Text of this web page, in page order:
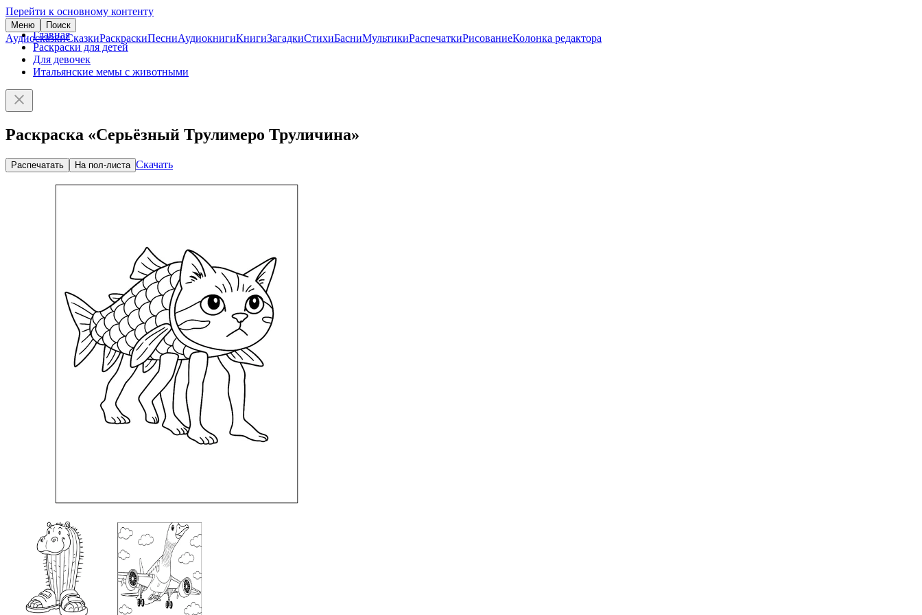
Перейти к основному контенту
Меню Поиск
АудиосказкиСказкиРаскраскиПесниАудиокнигиКнигиЗагадкиСтихиБасниМультикиРаспечаткиРисованиеКолонка редактора
Главная
Раскраски для детей
Для девочек
Итальянские мемы с животными
Раскраска «Серьёзный Трулимеро Труличина»
Распечатать На пол-листа Скачать